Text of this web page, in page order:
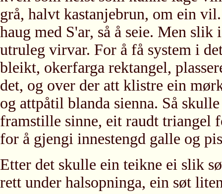
grå, halvt kastanjebrun, om ein
haug med S'ar, så å seie. Men
utruleg virvar. For å få system i
bleikt, okerfarga rektangel,
det, og over der att klistre ein
og attpåtil blanda sienna. Så
framstille sinne, eit raudt triangel
for å gjengi innestengd galle og
Etter det skulle ein teikne ei slik
rett under halsopninga, ein søt